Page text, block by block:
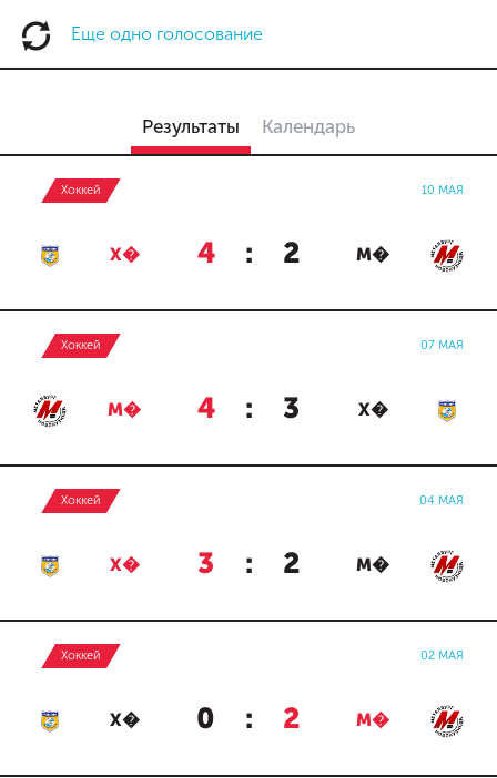
Еще одно голосование
Результаты Календарь
Хоккей 10 МАЯ
Х� 4 : 2 М�
Хоккей 07 МАЯ
М� 4 : 3 Х�
Хоккей 04 МАЯ
Х� 3 : 2 М�
Хоккей 02 МАЯ
Х� 0 : 2 М�